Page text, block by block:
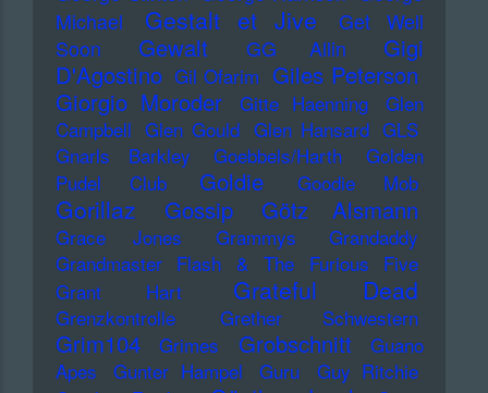
Michael
Gestalt et Jive
Get Well
Soon
Gewalt GG Allin
Gigi
D'Agostino Gil Ofarim Giles Peterson
Giorgio Moroder
Gitte Haenning
Glen
Campbell Glen Gould Glen Hansard GLS
Gnarls Barkley
Goebbels/Harth
Golden
Pudel Club
Goldie Goodie Mob
Gorillaz Gossip Götz Alsmann
Grace Jones Grammys
Grandaddy
Grandmaster Flash & The Furious Five
Grant Hart
Grateful Dead
Grenzkontrolle Grether Schwestern
Grim104 Grimes Grobschnitt
Guano
Apes
Gunter Hampel Guru
Guy Ritchie